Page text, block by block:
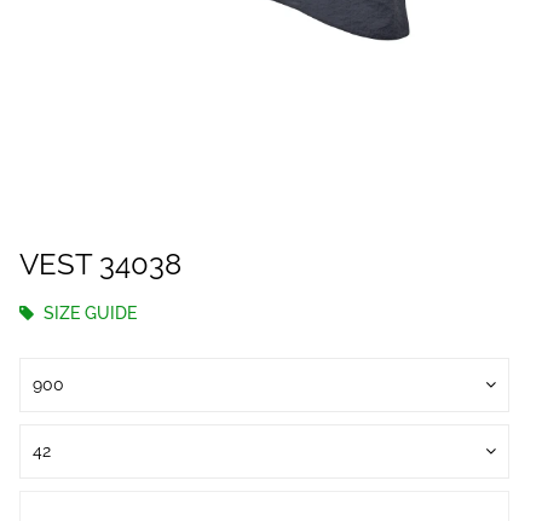
VEST 34038
SIZE GUIDE
900
42